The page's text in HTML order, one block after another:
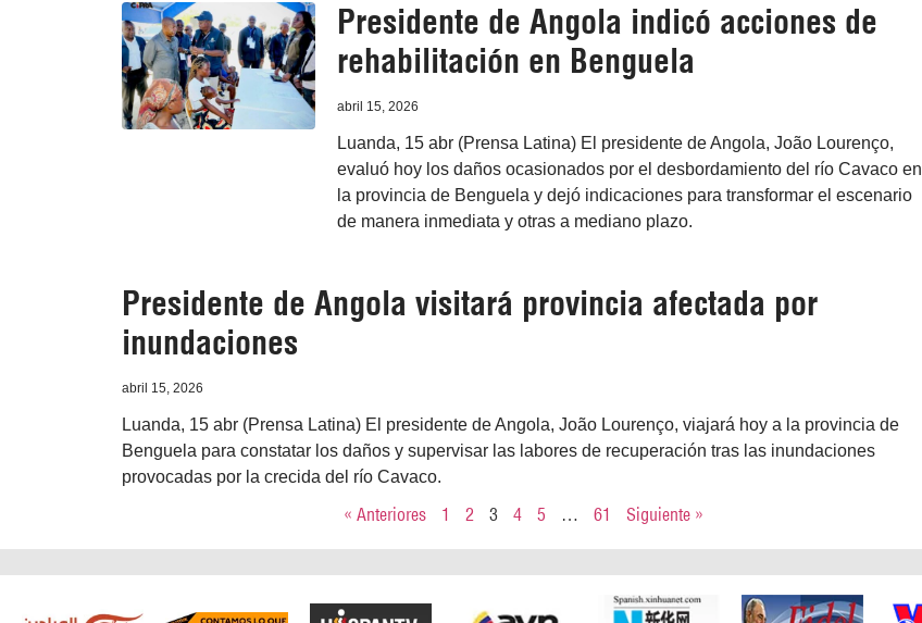
Presidente de Angola indicó acciones de
rehabilitación en Benguela
abril 15, 2026
Luanda, 15 abr (Prensa Latina) El presidente de Angola, João Lourenço,
evaluó hoy los daños ocasionados por el desbordamiento del río Cavaco en
la provincia de Benguela y dejó indicaciones para transformar el escenario
de manera inmediata y otras a mediano plazo.
Presidente de Angola visitará provincia afectada por
inundaciones
abril 15, 2026
Luanda, 15 abr (Prensa Latina) El presidente de Angola, João Lourenço, viajará hoy a la provincia de
Benguela para constatar los daños y supervisar las labores de recuperación tras las inundaciones
provocadas por la crecida del río Cavaco.
« Anteriores 1 2 3 4 5 … 61 Siguiente »